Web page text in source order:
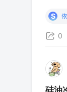
S
0
硅油